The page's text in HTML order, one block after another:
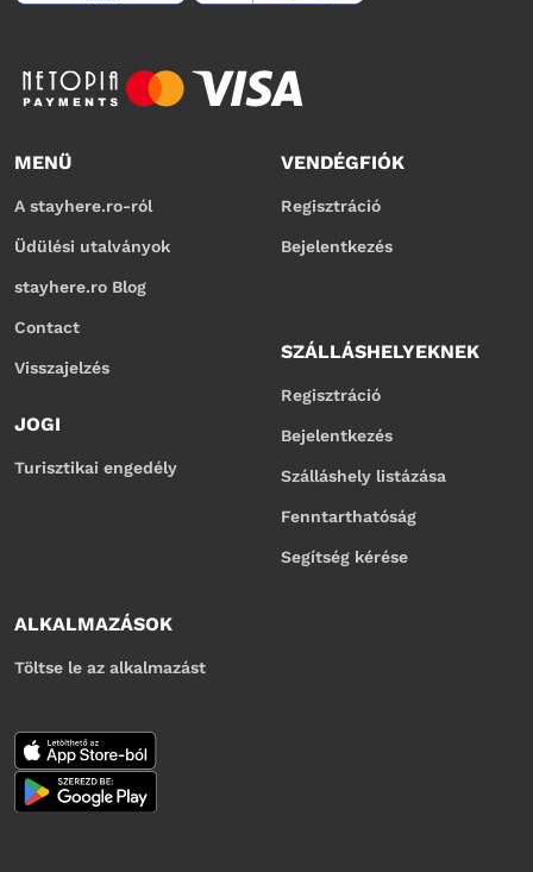
MENÜ
A stayhere.ro-ról
Üdülési utalványok
stayhere.ro Blog
Contact
Visszajelzés
JOGI
Turisztikai engedély
VENDÉGFIÓK
Regisztráció
Bejelentkezés
SZÁLLÁSHELYEKNEK
Regisztráció
Bejelentkezés
Szálláshely listázása
Fenntarthatóság
Segítség kérése
ALKALMAZÁSOK
Töltse le az alkalmazást